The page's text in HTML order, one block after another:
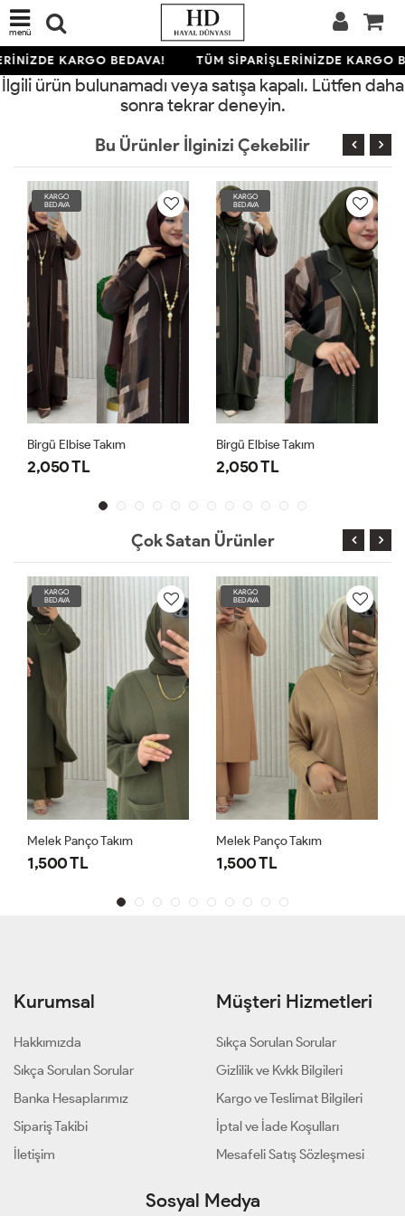
menü
KARGO BEDAVA! TÜM SİPARİŞLERİNİZDE KARGO
İlgili ürün bulunamadı veya satışa kapalı. Lütfen daha
sonra tekrar deneyin.
Bu Ürünler İlginizi Çekebilir
KARGO
BEDAVA
Birgü Elbise Takım
2,050 TL
KARGO
BEDAVA
Birgü Elbise Takım
2,050 TL
Çok Satan Ürünler
KARGO
BEDAVA
Melek Panço Takım
1,500 TL
KARGO
BEDAVA
Melek Panço Takım
1,500 TL
Kurumsal
Hakkımızda
Sıkça Sorulan Sorular
Banka Hesaplarımız
Sipariş Takibi
İletişim
Müşteri Hizmetleri
Sıkça Sorulan Sorular
Gizlilik ve Kvkk Bilgileri
Kargo ve Teslimat Bilgileri
İptal ve İade Koşulları
Mesafeli Satış Sözleşmesi
Sosyal Medya